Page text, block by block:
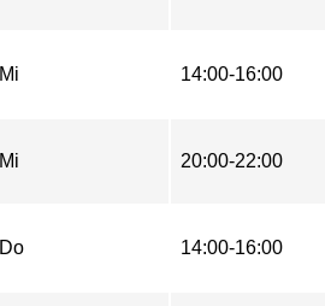
Mi 14:00-16:00
Mi 20:00-22:00
Do 14:00-16:00